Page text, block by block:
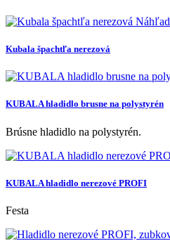
Náhľad
Kubala špachtľa nerezová
KUBALA hladidlo brusne na polystyrén
Brúsne hladidlo na polystyrén.
KUBALA hladidlo nerezové PROFI
Festa